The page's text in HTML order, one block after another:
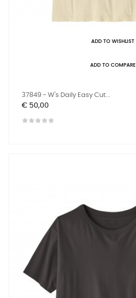
ADD TO WISHLIST
ADD TO COMPARE
37849 - W's Daily Easy Cut...
Prijs
€ 50,00